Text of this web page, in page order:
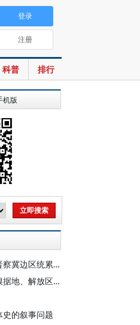
科普 排行
登录
注册
机版
李金铮：背后：抗战时期晋察冀边区统累税税则的出台与修订
李金铮：跨区磨合：华北根据地、解放区之间的本币关系
的叙事问题